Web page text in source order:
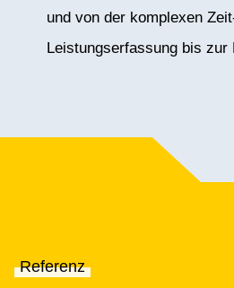
und von der komplexen
Leistungserfassung bis zur
Referenz